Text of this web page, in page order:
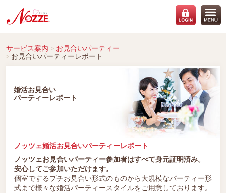
サービス案内
お見合いパーティー
お見合いパーティーレポート
婚活お見合い
パーティーレポート
ノッツェ婚活お見合いパーティーレポート
ノッツェお見合いパーティー参加者はすべて身元証明済み。
安心してご参加いただけます。
個室でするプチお見合い形式のものから大規模なパーティー形
式まで様々な婚活パーティースタイルをご用意しております。